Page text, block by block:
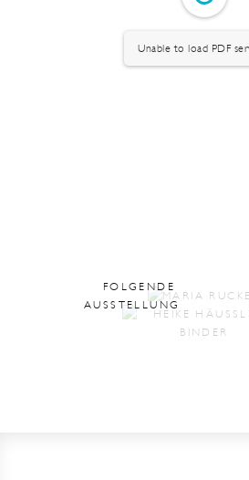
Unable to load PDF
FOLGENDE
AUSSTELLUNG